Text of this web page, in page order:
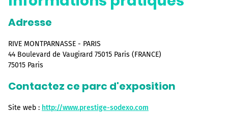
Adresse
RIVE MONTPARNASSE - PARIS
44 Boulevard de Vaugirard 75015 Paris (FRANCE)
75015 Paris
Contactez ce parc d'exposition
Site web : http://www.prestige-sodexo.com